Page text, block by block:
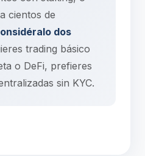
cientos de
dos
trading básico
o DeFi, prefieres
sin KYC.